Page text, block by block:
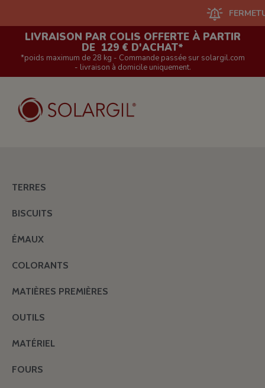
FERMETURE
LIVRAISON PAR COLIS OFFERTE À PARTIR
DE 129 € D'ACHAT*
*poids maximum de 28 kg - Commande passée sur solargil.com
- livraison à domicile uniquement.
TERRES
BISCUITS
ÉMAUX
COLORANTS
MATIÈRES PREMIÈRES
OUTILS
MATÉRIEL
FOURS